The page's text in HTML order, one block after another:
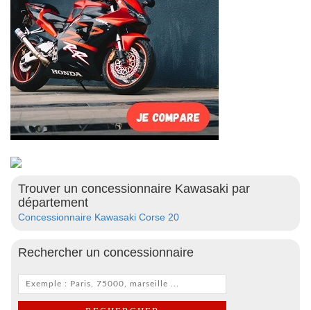
Trouver un concessionnaire Kawasaki par
département
Concessionnaire Kawasaki Corse 20
Rechercher un concessionnaire